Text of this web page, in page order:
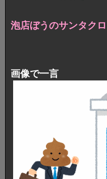
泡店ぼうのサンタク
画像で一言